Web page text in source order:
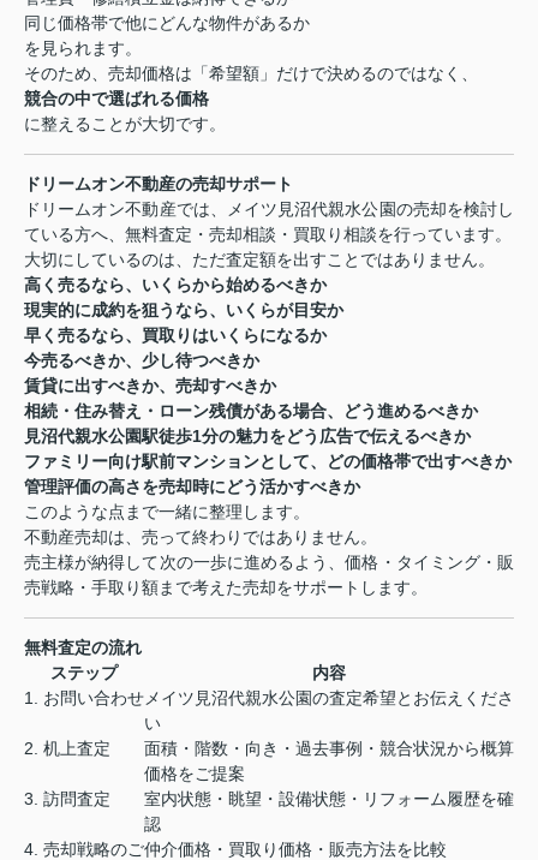
同じ価格帯で他にどんな物件があるか
を見られます。
そのため、売却価格は「希望額」だけで決めるのではなく、
競合の中で選ばれる価格
に整えることが大切です。
ドリームオン不動産の売却サポート
ドリームオン不動産では、メイツ見沼代親水公園の売却を検討し
ている方へ、無料査定・売却相談・買取り相談を行っています。
大切にしているのは、ただ査定額を出すことではありません。
高く売るなら、いくらから始めるべきか
現実的に成約を狙うなら、いくらが目安か
早く売るなら、買取りはいくらになるか
今売るべきか、少し待つべきか
賃貸に出すべきか、売却すべきか
相続・住み替え・ローン残債がある場合、どう進めるべきか
見沼代親水公園駅徒歩1分の魅力をどう広告で伝えるべきか
ファミリー向け駅前マンションとして、どの価格帯で出すべきか
管理評価の高さを売却時にどう活かすべきか
このような点まで一緒に整理します。
不動産売却は、売って終わりではありません。
売主様が納得して次の一歩に進めるよう、価格・タイミング・販
売戦略・手取り額まで考えた売却をサポートします。
無料査定の流れ
ステップ
内容
1. お問い合わせ メイツ見沼代親水公園の査定希望とお伝えくださ
い
2. 机上査定
面積・階数・向き・過去事例・競合状況から概算
価格をご提案
3. 訪問査定
室内状態・眺望・設備状態・リフォーム履歴を確
認
4. 売却戦略のご仲介価格・買取り価格・販売方法を比較